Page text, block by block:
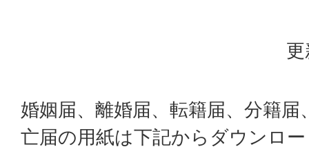
婚姻届、離婚届、転籍届、分籍届
亡届の用紙は下記からダウンロ